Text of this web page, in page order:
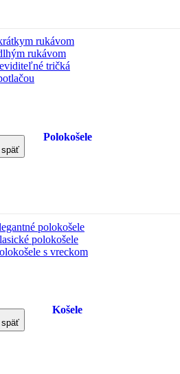
rukávom
rukávom
tričká
späť
Polokošele
polokošele
polokošele
s vreckom
späť
Košele